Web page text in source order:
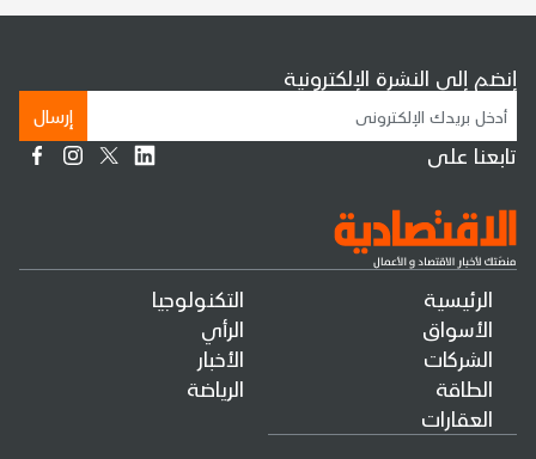
الرئيسية
الأسواق
الشركات
الطاقة
العقارات
التكنولوجيا
الرأي
الأخبار
الرياضة
إنضم إلى النشرة الإلكترونية
إرسال
تابعنا على